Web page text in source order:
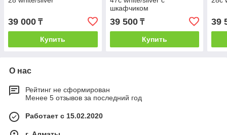
39 000 ₸
Купить
шкафчиком
39 500₸
Купить
39
О нас
Рейтинг не сформирован
Менее 5 отзывов за последний год
Работает с 15.02.2020